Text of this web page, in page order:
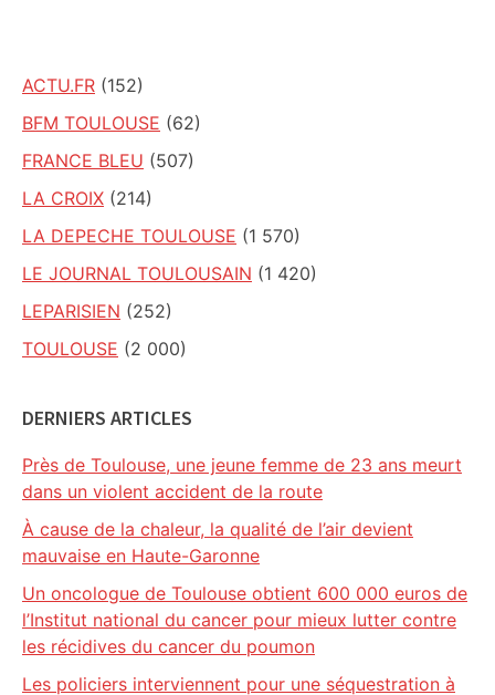
ACTU.FR (152)
BFM TOULOUSE (62)
FRANCE BLEU (507)
LA CROIX (214)
LA DEPECHE TOULOUSE (1 570)
LE JOURNAL TOULOUSAIN (1 420)
LEPARISIEN (252)
TOULOUSE (2 000)
DERNIERS ARTICLES
Près de Toulouse, une jeune femme de 23 ans meurt
dans un violent accident de la route
À cause de la chaleur, la qualité de l’air devient
mauvaise en Haute-Garonne
Un oncologue de Toulouse obtient 600 000 euros de
l’Institut national du cancer pour mieux lutter contre
les récidives du cancer du poumon
Les policiers interviennent pour une séquestration à